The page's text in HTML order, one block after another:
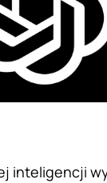
inteligencji